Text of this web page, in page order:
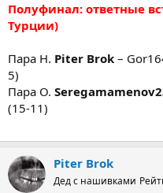
Полуфинал: ответные
Турции)
Пара Н. Piter Brok –
5)
Пара О.
(15-11)
Piter Brok
Дед с нашивками